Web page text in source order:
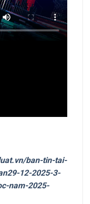
ban-tin-tai-
12-2025-3-
nam-2025-